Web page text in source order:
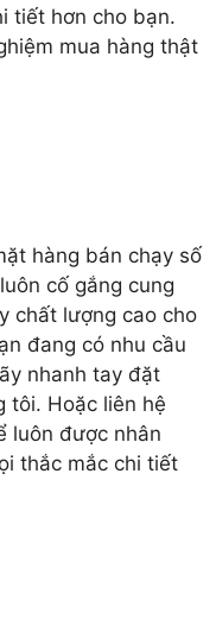
tiết hơn cho bạn.
mua hàng thật
hàng bán chạy số
cố gắng cung
chất lượng cao cho
đang có nhu cầu
nhanh tay đặt
tôi. Hoặc liên hệ
luôn được nhân
thắc mắc chi tiết